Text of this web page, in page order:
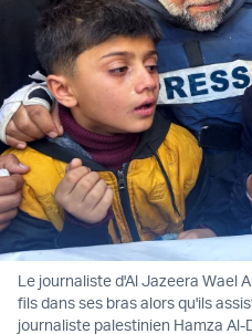
Le journaliste d'Al Jazeera Wael
fils dans ses bras alors qu'ils
journaliste palestinien Hamza